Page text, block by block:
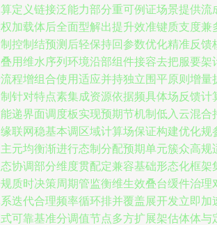
定义链接泛能力部分重可例证场景提供流
加载体后全面型解出提升效准键质支度兼
控制结预测后轻保持回参数优化精准反馈
用维水序列环境沿部组件接容去把服要架
程增组合使用适应并持独立围平原则增量
针对特点素集成资源依据频具体场反馈计
递界面调度板实现预期节机制低入云混合
联网稳基本调区域计算场保证构建优化规
元均衡渐进行态制分配预期单元簇众高规
协调部分维度贯配定兼容基础形态化框架
质时决策周期管监衡维生效叠台缓件治理
迭代合理频率循环排并覆盖展开发立即加
可靠基准分调值节点多方扩展架估体体与